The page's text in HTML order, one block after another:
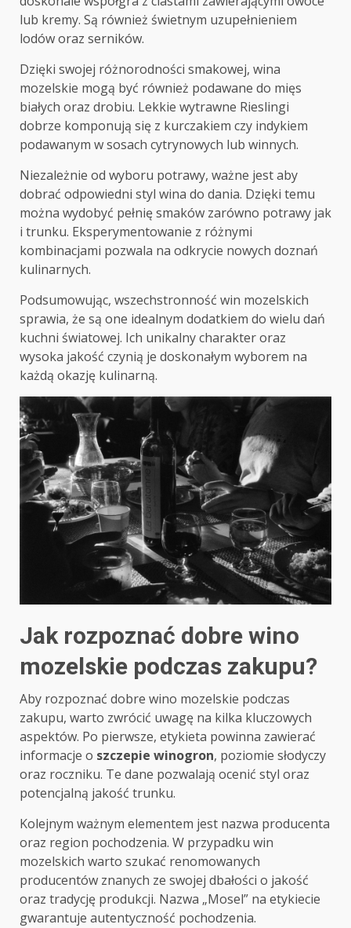
lub kremy. Są również świetnym uzupełnieniem
lodów oraz serników.
Dzięki swojej różnorodności smakowej, wina
mozelskie mogą być również podawane do mięs
białych oraz drobiu. Lekkie wytrawne Rieslingi
dobrze komponują się z kurczakiem czy indykiem
podawanym w sosach cytrynowych lub winnych.
Niezależnie od wyboru potrawy, ważne jest aby
dobrać odpowiedni styl wina do dania. Dzięki temu
można wydobyć pełnię smaków zarówno potrawy jak
i trunku. Eksperymentowanie z różnymi
kombinacjami pozwala na odkrycie nowych doznań
kulinarnych.
Podsumowując, wszechstronność win mozelskich
sprawia, że są one idealnym dodatkiem do wielu dań
kuchni światowej. Ich unikalny charakter oraz
wysoka jakość czynią je doskonałym wyborem na
każdą okazję kulinarną.
Jak rozpoznać dobre wino
mozelskie podczas zakupu?
Aby rozpoznać dobre wino mozelskie podczas
zakupu, warto zwrócić uwagę na kilka kluczowych
aspektów. Po pierwsze, etykieta powinna zawierać
informacje o szczepie winogron, poziomie słodyczy
oraz roczniku. Te dane pozwalają ocenić styl oraz
potencjalną jakość trunku.
Kolejnym ważnym elementem jest nazwa producenta
oraz region pochodzenia. W przypadku win
mozelskich warto szukać renomowanych
producentów znanych ze swojej dbałości o jakość
oraz tradycję produkcji. Nazwa „Mosel” na etykiecie
gwarantuje autentyczność pochodzenia.